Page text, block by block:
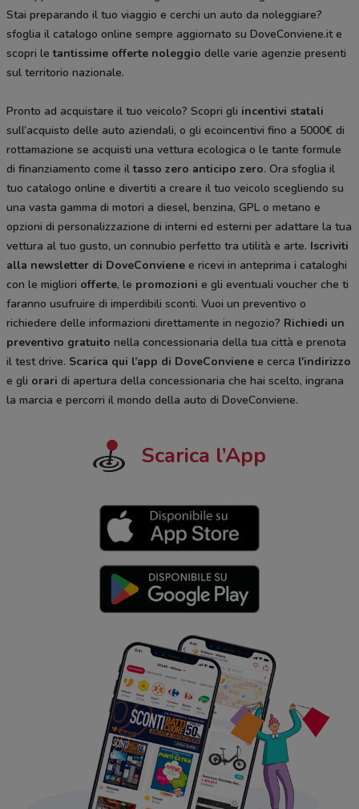
Stai preparando il tuo viaggio e cerchi un auto da noleggiare?
sfoglia il catalogo online sempre aggiornato su DoveConviene.it e
scopri le tantissime offerte noleggio delle varie agenzie presenti
sul territorio nazionale.
Pronto ad acquistare il tuo veicolo? Scopri gli incentivi statali
sull’acquisto delle auto aziendali, o gli ecoincentivi fino a 5000€ di
rottamazione se acquisti una vettura ecologica o le tante formule
di finanziamento come iltasso zero anticipo zero. Ora sfoglia il
tuo catalogo online e divertiti a creare il tuo veicolo scegliendo su
una vasta gamma di motori a diesel, benzina, GPL o metano e
opzioni di personalizzazione di interni ed esterni per adattare la tua
vettura al tuo gusto, un connubio perfetto tra utilità e arte. Iscriviti
alla newsletter di DoveConviene e ricevi in anteprima i cataloghi
con le migliori offerte, le promozioni e gli eventuali voucher che ti
faranno usufruire di imperdibili sconti. Vuoi un preventivo o
richiedere delle informazioni direttamente in negozio? Richiedi un
preventivo gratuito nella concessionaria della tua città e prenota
il test drive. Scarica qui l’app di DoveConviene e cerca l'indirizzo
e gli orari di apertura della concessionaria che hai scelto, ingrana
la marcia e percorri il mondo della auto di DoveConviene.
Scarica l’App